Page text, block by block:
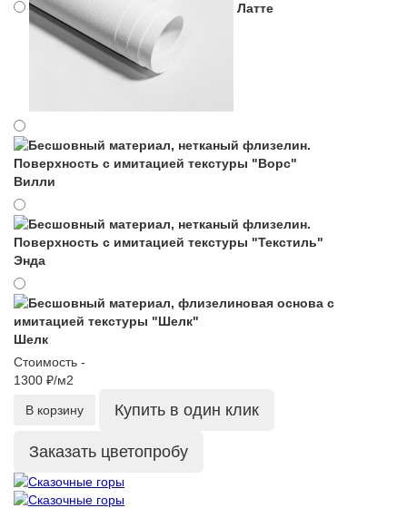
Латте
Вилли
Энда
Шелк
Стоимость -
1300 ₽/м2
В корзину Купить в один клик
Заказать цветопробу